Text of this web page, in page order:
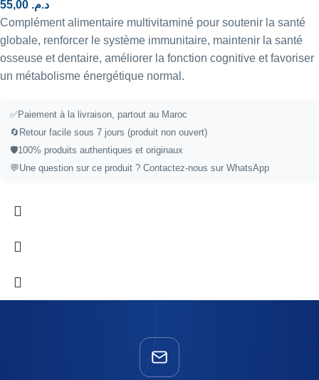
د.م.
Complément alimentaire multivitaminé pour soutenir la santé
globale, renforcer le système immunitaire, maintenir la santé
osseuse et dentaire, améliorer la fonction cognitive et favoriser
un métabolisme énergétique normal.
✅Paiement à la livraison, partout au Maroc
🔄 Retour facile sous 7 jours (produit non ouvert)
🛡️100% produits authentiques et originaux
💬Une question sur ce produit ? Contactez-nous sur WhatsApp